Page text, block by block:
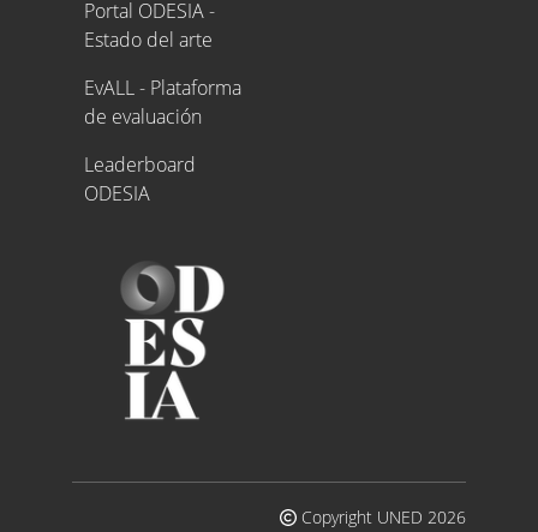
Portal ODESIA -
Estado del arte
EvALL - Plataforma
de evaluación
Leaderboard
ODESIA
Copyright UNED 2026